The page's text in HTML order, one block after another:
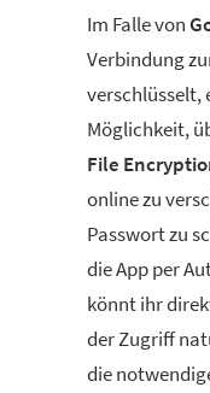
Im Falle von
Verbindung
verschlüsselt,
Möglichkeit,
File
online zu
Passwort zu
die App per
könnt ihr
der Zugriff
die